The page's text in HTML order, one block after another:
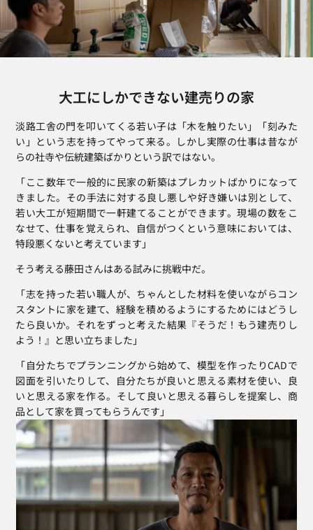
大工にしかできない建売りの家
淡路工舎の門を叩いてくる若い子は「木を触りたい」「刻みた
い」という志を持ってやって来る。しかし実際の仕事は昔なが
らの社寺や伝統建築ばかりという訳ではない。
「ここ数年で一般的に民家の新築はプレカットばかりになって
きました。その手法に対する良し悪しや好き嫌いは別として、
若い大工が短期間で一軒建てることができます。現場の数をこ
なせて、仕事を覚えられ、自信がつくという意味においては、
特段悪くないと考えています」
そう考える藤田さんはある試みに挑戦中だ。
「志を持った若い職人が、ちゃんとした材料を使いながらコン
スタントに家を建て、経験を積めるようにするためにはどうし
たら良いか。それをずっと考えた結果『そうだ！もう建売りし
よう！』と思い立ちました」
「自分たちでプランニングから始めて、模型を作ったりCADで
図面を引いたりして、自分たちが良いと思える素材を使い、良
いと思える家を作る。そして良いと思える暮らしを提案し、商
品として家を買ってもらうんです」